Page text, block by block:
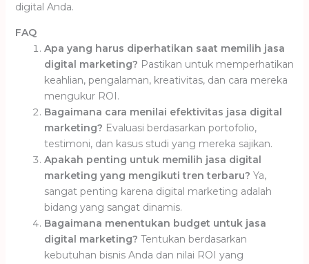
digital Anda.
FAQ
Apa yang harus diperhatikan saat memilih jasa
digital marketing? Pastikan untuk memperhatikan
keahlian, pengalaman, kreativitas, dan cara mereka
mengukur ROI.
Bagaimana cara menilai efektivitas jasa digital
marketing? Evaluasi berdasarkan portofolio,
testimoni, dan kasus studi yang mereka sajikan.
Apakah penting untuk memilih jasa digital
marketing yang mengikuti tren terbaru? Ya,
sangat penting karena digital marketing adalah
bidang yang sangat dinamis.
Bagaimana menentukan budget untuk jasa
digital marketing? Tentukan berdasarkan
kebutuhan bisnis Anda dan nilai ROI yang